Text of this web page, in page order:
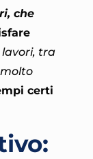
che
tra
certi